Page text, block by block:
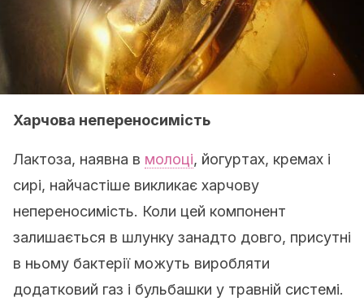
Харчова непереносимість
Лактоза, наявна в молоці, йогуртах, кремах і
сирі, найчастіше викликає харчову
непереносимість. Коли цей компонент
залишається в шлунку занадто довго, присутні
в ньому бактерії можуть виробляти
додатковий газ і бульбашки у травній системі.